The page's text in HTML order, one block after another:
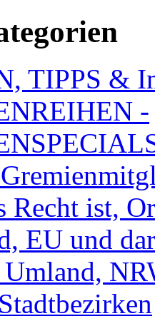
TIPPS &
-
Recht ist,
EU und